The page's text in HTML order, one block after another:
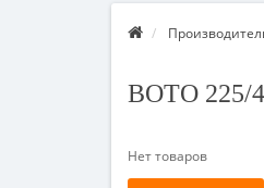
BOTO 225/
Нет товаров